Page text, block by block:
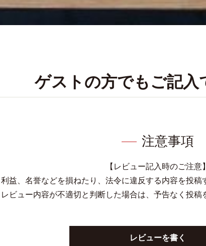
ゲストの方でもご記入
注意事項
【レビュー記入時のご注意】
益、名誉などを損ねたり、法令に違反する内容を投稿
レビュー内容が不適切と判断した場合は、予告なく投稿
レビューを書く